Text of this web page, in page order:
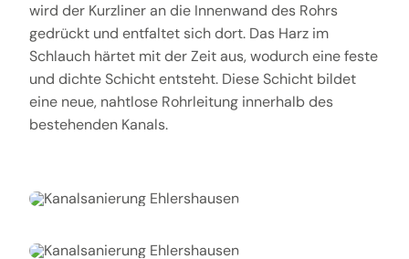
wird der Kurzliner an die Innenwand des Rohrs
gedrückt und entfaltet sich dort. Das Harz im
Schlauch härtet mit der Zeit aus, wodurch eine feste
und dichte Schicht entsteht. Diese Schicht bildet
eine neue, nahtlose Rohrleitung innerhalb des
bestehenden Kanals.